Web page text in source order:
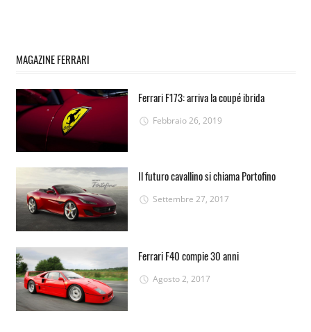
MAGAZINE FERRARI
Ferrari F173: arriva la coupé ibrida
Febbraio 26, 2019
Il futuro cavallino si chiama Portofino
Settembre 27, 2017
Ferrari F40 compie 30 anni
Agosto 2, 2017